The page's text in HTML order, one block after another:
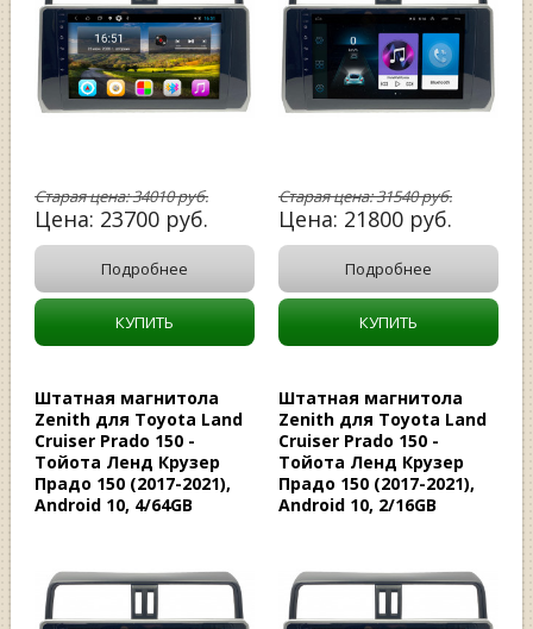
Старая цена:34010руб.
Цена: 23700 руб.
Подробнее
КУПИТЬ
Старая цена:31540руб.
Цена: 21800 руб.
Подробнее
КУПИТЬ
Штатная магнитола
Zenith для Toyota Land
Cruiser Prado 150 -
Тойота Ленд Крузер
Прадо 150 (2017-2021),
Android 10, 4/64GB
Штатная магнитола
Zenith для Toyota Land
Cruiser Prado 150 -
Тойота Ленд Крузер
Прадо 150 (2017-2021),
Android 10, 2/16GB